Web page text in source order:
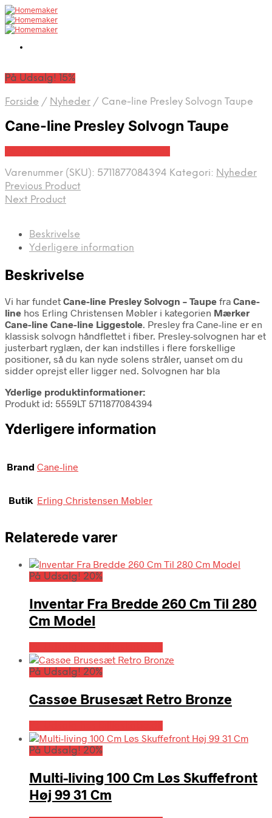
På Udsalg! 15%
Forside / Nyheder / Cane-line Presley Solvogn Taupe
Cane-line Presley Solvogn Taupe
Varenummer (SKU): 5711877084394 Kategori: Nyheder
Previous Product
Next Product
Beskrivelse
Yderligere information
Beskrivelse
Vi har fundet Cane-line Presley Solvogn – Taupe fra Cane-
line hos Erling Christensen Møbler i kategorien Mærker
Cane-line Cane-line Liggestole. Presley fra Cane-line er en
klassisk solvogn håndflettet i fiber. Presley-solvognen har et
justerbart ryglæn, der kan indstilles i flere forskellige
positioner, så du kan nyde solens stråler, uanset om du
sidder oprejst eller ligger ned. Solvognen har bla
Yderlige produktinformationer:
Produkt id: 5559LT 5711877084394
Yderligere information
Brand Cane-line
Butik Erling Christensen Møbler
Relaterede varer
På Udsalg! 20%
Inventar Fra Bredde 260 Cm Til 280
Cm Model
På Udsalg! 20%
Cassøe Brusesæt Retro Bronze
På Udsalg! 20%
Multi-living 100 Cm Løs Skuffefront
Høj 99 31 Cm